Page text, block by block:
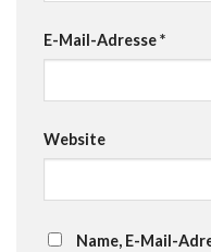
E-Mail-Adresse*
Website
Name, E-Mail-